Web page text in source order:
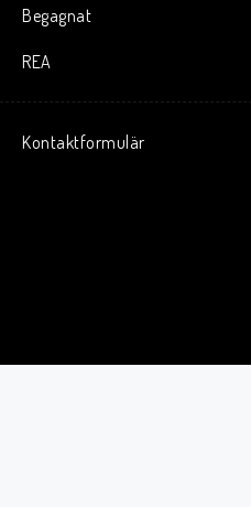
Begagnat
REA
Kontaktformulär